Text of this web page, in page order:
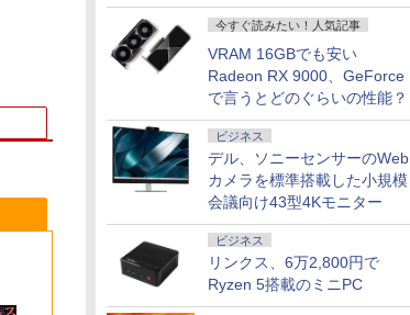
今すぐ読みたい！人気記事
VRAM 16GBでも安い
Radeon RX 9000、GeForce
で言うとどのぐらいの性能？
ビジネス
デル、ソニーセンサーのWeb
カメラを標準搭載した小規模
会議向け43型4Kモニター
ビジネス
リンクス、6万2,800円で
Ryzen 5搭載のミニPC
8
8
7 8